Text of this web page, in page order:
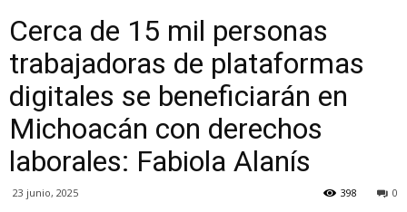
Cerca de 15 mil personas
trabajadoras de plataformas
digitales se beneficiarán en
Michoacán con derechos
laborales: Fabiola Alanís
23 junio, 2025 0
398